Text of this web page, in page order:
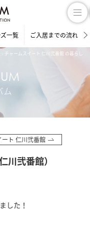
一覧 ご入居までの流れ
チャームスイート 仁川弐番館 の暮らしの
ム
ート 仁川弐番館
川弐番館）
した！